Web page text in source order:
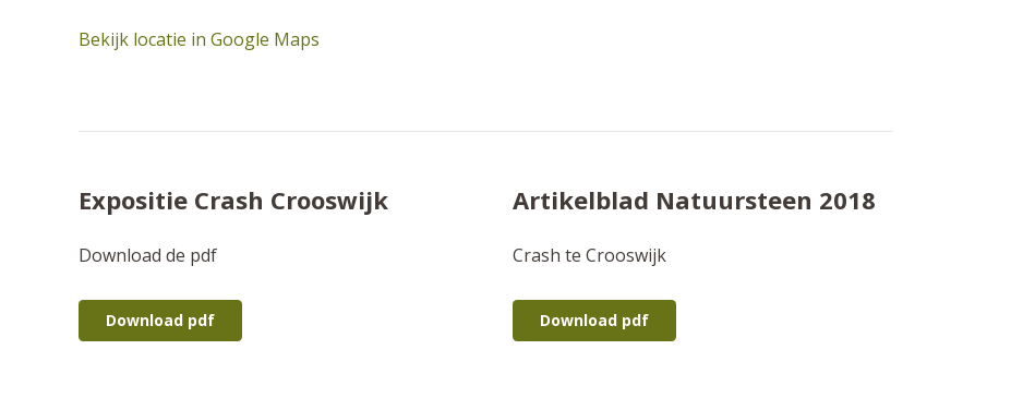
Bekijk locatie in Google Maps
Expositie Crash Crooswijk
Download de pdf
Download pdf
Artikelblad Natuursteen 2018
Crash te Crooswijk
Download pdf